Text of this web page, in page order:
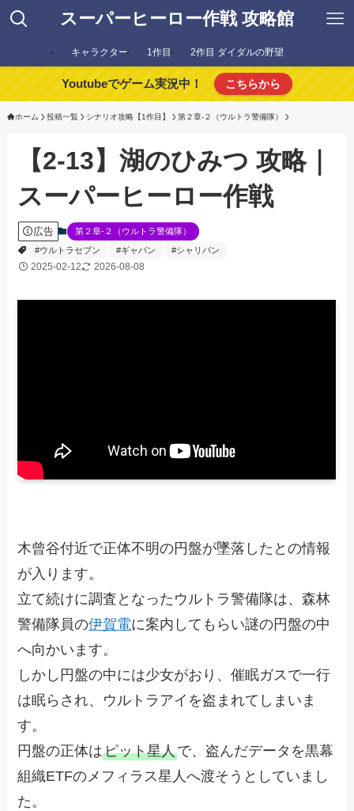
スーパーヒーロー作戦 攻略館
キャラクター 1作目 2作目 ダイダルの野望
Youtubeでゲーム実況中！ こちらから
ホーム 投稿一覧 シナリオ攻略【1作目】 第２章-２（ウルトラ警備隊）
【2-13】湖のひみつ 攻略｜
スーパーヒーロー作戦
広告
第２章-２（ウルトラ警備隊）
#ウルトラセブン
#ギャバン #シャリバン
2025-02-12 2026-08-08
木曾谷付近で正体不明の円盤が墜落したとの情報
が入ります。
立て続けに調査となったウルトラ警備隊は、森林
警備隊員の伊賀電に案内してもらい謎の円盤の中
へ向かいます。
しかし円盤の中には少女がおり、催眠ガスで一行
は眠らされ、ウルトラアイを盗まれてしまいま
す。
円盤の正体はピット星人で、盗んだデータを黒幕
組織ETFのメフィラス星人へ渡そうとしていまし
た。